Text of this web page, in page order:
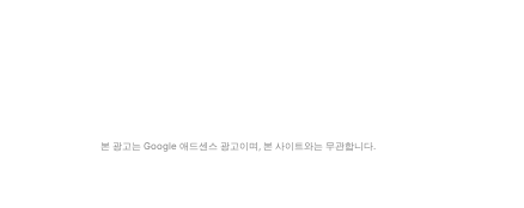
본 광고는 Google 애드센스 광고이며, 본 사이트와는 무관합니다.